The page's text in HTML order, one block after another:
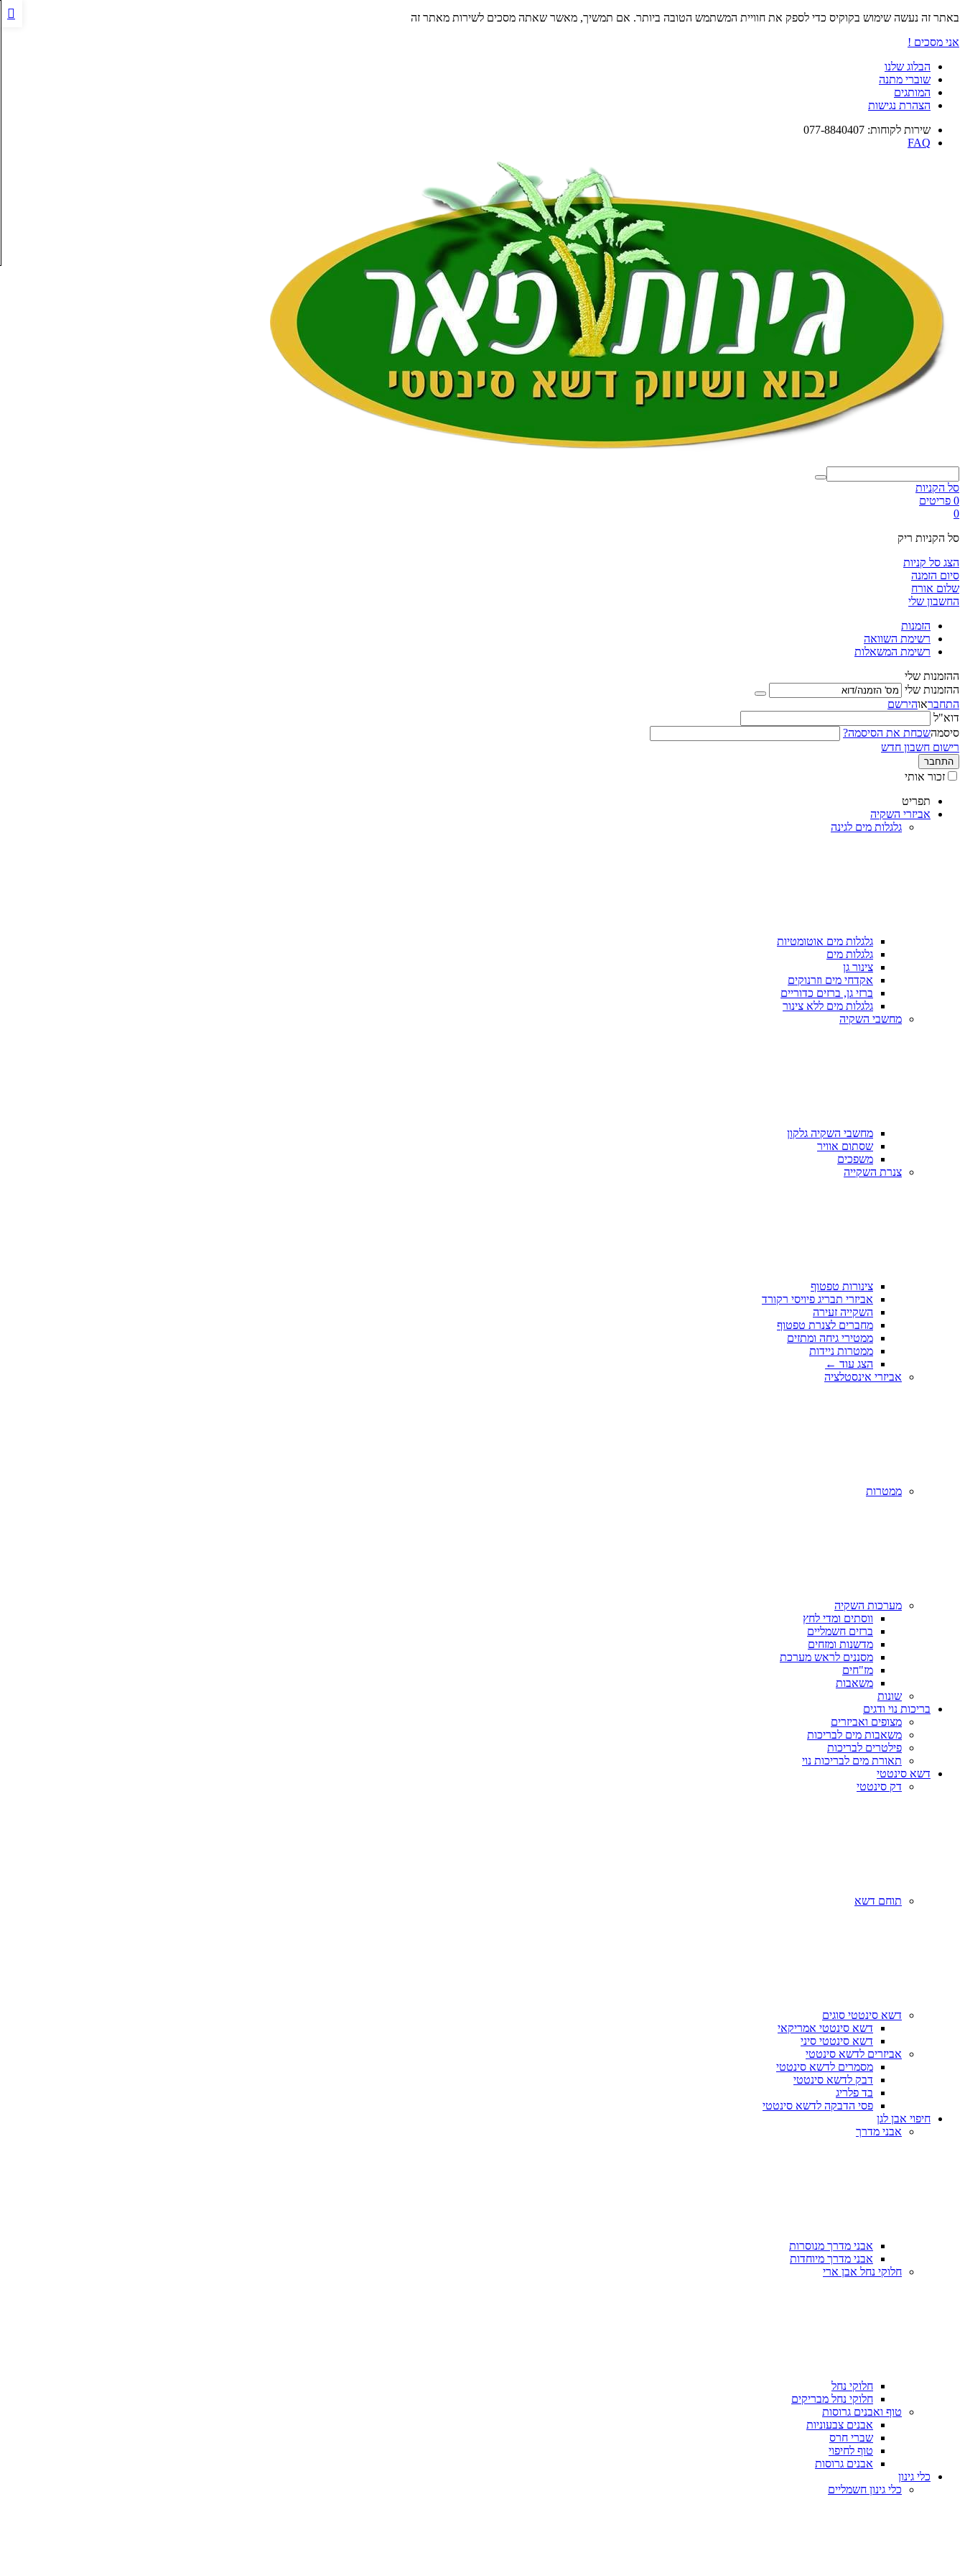
באתר זה נעשה שימוש בקוקיס כדי לספק את חוויית המשתמש הטובה ביותר. אם תמשיך, מאשר שאתה מסכים לשירות מאתר זה
אני מסכים !
הבלוג שלנו
שוברי מתנה
המותגים
הצהרת נגישות
שירות לקוחות: 077-8840407
FAQ
סל הקניות
0 פריטים
0
סל הקניות ריק
הצג סל קניות
סיום הזמנה
שלום אורח
החשבון שלי
הזמנות
רשימת השוואה
רשימת המשאלות
ההזמנות שלי
ההזמנות שלי
התחבראוהירשם
דוא"ל
סיסמהשכחת את הסיסמה?
רישום חשבון חדש
התחבר
זכור אותי
תפריט
אביזרי השקיה
גלגלות מים לגינה
גלגלות מים אוטומטיות
גלגלות מים
צינור גן
אקדחי מים וזרנוקים
ברזי גן, ברזים כדוריים
גלגלות מים ללא צינור
מחשבי השקיה
מחשבי השקיה גלקון
שסתום אוויר
משפכים
צנרת השקייה
צינורות טפטוף
אביזרי תבריג פיויסי רקורד
השקייה זעירה
מחברים לצנרת טפטוף
ממטירי גיחה ומתזים
ממטרות ניידות
הצג עוד ←
אביזרי אינסטלציה
ממטרות
מערכות השקיה
ווסתים ומדי לחץ
ברזים חשמליים
מדשנות ומזחים
מסננים לראש מערכת
מז"חים
משאבות
שונות
בריכות נוי ודגים
מצופים ואביזרים
משאבות מים לבריכות
פילטרים לבריכות
תאורת מים לבריכות נוי
דשא סינטטי
דק סינטטי
תוחם דשא
דשא סינטטי סוגים
דשא סינטטי אמריקאי
דשא סינטטי סיני
אביזרים לדשא סינטטי
מסמרים לדשא סינטטי
דבק לדשא סינטטי
בד פלריג
פסי הדבקה לדשא סינטטי
חיפוי אבן לגן
אבני מדרך
אבני מדרך מנוסרות
אבני מדרך מיוחדות
חלוקי נחל אבן ארי
חלוקי נחל
חלוקי נחל מבריקים
טוף ואבנים גרוסות
אבנים צבעוניות
שברי חרס
טוף לחיפוי
אבנים גרוסות
כלי גינון
כלי גינון חשמליים